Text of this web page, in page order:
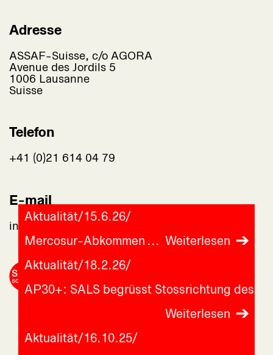
Aktualität/15.6.26/
Mercosur-Abkommen
Weiterlesen
Aktualität/18.2.26/
AP30+: SALS begrüsst Stossrichtung des Bu
Weiterlesen
Aktualität/16.10.25/
Adresse
ASSAF-Suisse, c/o AGORA
Avenue des Jordils 5
1006 Lausanne
Suisse
Telefon
+41 (0)21 614 04 79
E-mail
info@assaf-suisse.ch